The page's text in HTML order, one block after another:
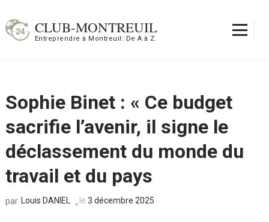
au
contenu
CLUB-MONTREUIL
Entreprendre à Montreuil: De A à Z.
Sophie Binet : « Ce budget
sacrifie l’avenir, il signe le
déclassement du monde du
travail et du pays
par Louis DANIEL le 3 décembre 2025